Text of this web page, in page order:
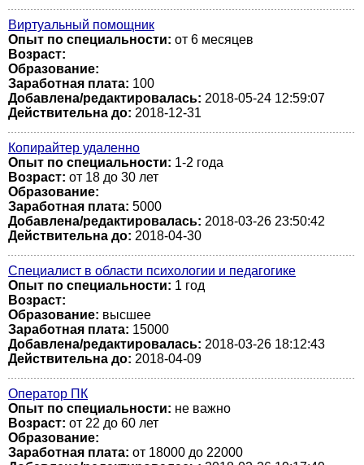
Виртуальный помощник
Опыт по специальности: от 6 месяцев
Возраст:
Образование:
Заработная плата: 100
Добавлена/редактировалась: 2018-05-24 12:59:07
Действительна до: 2018-12-31
Копирайтер удаленно
Опыт по специальности: 1-2 года
Возраст: от 18 до 30 лет
Образование:
Заработная плата: 5000
Добавлена/редактировалась: 2018-03-26 23:50:42
Действительна до: 2018-04-30
Специалист в области психологии и педагогике
Опыт по специальности: 1 год
Возраст:
Образование: высшее
Заработная плата: 15000
Добавлена/редактировалась: 2018-03-26 18:12:43
Действительна до: 2018-04-09
Оператор ПК
Опыт по специальности: не важно
Возраст: от 22 до 60 лет
Образование:
Заработная плата: от 18000 до 22000